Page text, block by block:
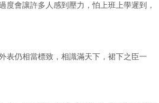
會讓許多人感到壓力，怕上班上學遲到，
表仍相當標致，相識滿天下，裙下之臣一